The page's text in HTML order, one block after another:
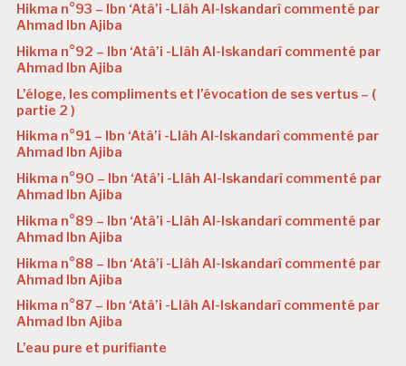
Hikma n°93 – Ibn ‘Atâ’i -Llâh Al-Iskandarî commenté par
Ahmad Ibn Ajiba
Hikma n°92 – Ibn ‘Atâ’i -Llâh Al-Iskandarî commenté par
Ahmad Ibn Ajiba
L’éloge, les compliments et l’évocation de ses vertus – (
partie 2 )
Hikma n°91 – Ibn ‘Atâ’i -Llâh Al-Iskandarî commenté par
Ahmad Ibn Ajiba
Hikma n°90 – Ibn ‘Atâ’i -Llâh Al-Iskandarî commenté par
Ahmad Ibn Ajiba
Hikma n°89 – Ibn ‘Atâ’i -Llâh Al-Iskandarî commenté par
Ahmad Ibn Ajiba
Hikma n°88 – Ibn ‘Atâ’i -Llâh Al-Iskandarî commenté par
Ahmad Ibn Ajiba
Hikma n°87 – Ibn ‘Atâ’i -Llâh Al-Iskandarî commenté par
Ahmad Ibn Ajiba
L’eau pure et purifiante